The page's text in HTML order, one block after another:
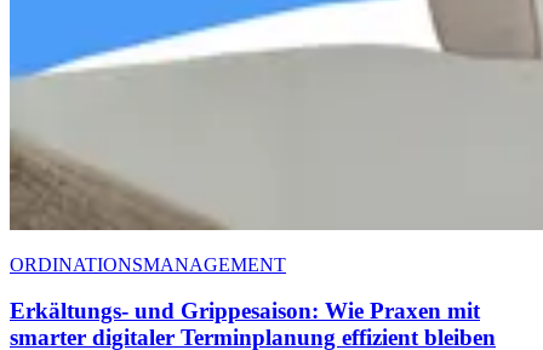
ORDINATIONSMANAGEMENT
Erkältungs- und Grippesaison: Wie Praxen mit
smarter digitaler Terminplanung effizient bleiben